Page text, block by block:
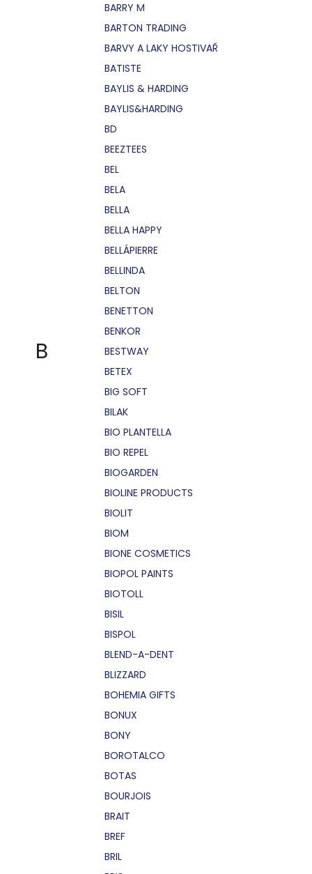
B
BARRY M
BARTON TRADING
BARVY A LAKY HOSTIVAŘ
BATISTE
BAYLIS & HARDING
BAYLIS&HARDING
BD
BEEZTEES
BEL
BELA
BELLA
BELLA HAPPY
BELLÁPIERRE
BELLINDA
BELTON
BENETTON
BENKOR
BESTWAY
BETEX
BIG SOFT
BILAK
BIO PLANTELLA
BIO REPEL
BIOGARDEN
BIOLINE PRODUCTS
BIOLIT
BIOM
BIONE COSMETICS
BIOPOL PAINTS
BIOTOLL
BISIL
BISPOL
BLEND-A-DENT
BLIZZARD
BOHEMIA GIFTS
BONUX
BONY
BOROTALCO
BOTAS
BOURJOIS
BRAIT
BREF
BRIL